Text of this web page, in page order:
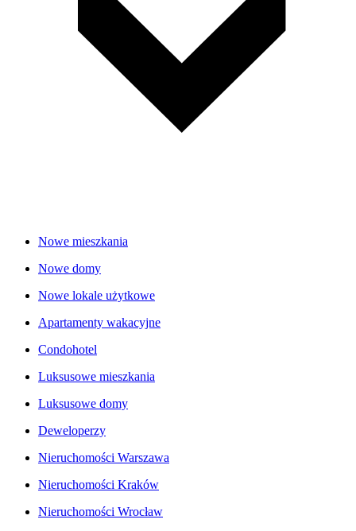
Nowe mieszkania
Nowe domy
Nowe lokale użytkowe
Apartamenty wakacyjne
Condohotel
Luksusowe mieszkania
Luksusowe domy
Deweloperzy
Nieruchomości Warszawa
Nieruchomości Kraków
Nieruchomości Wrocław